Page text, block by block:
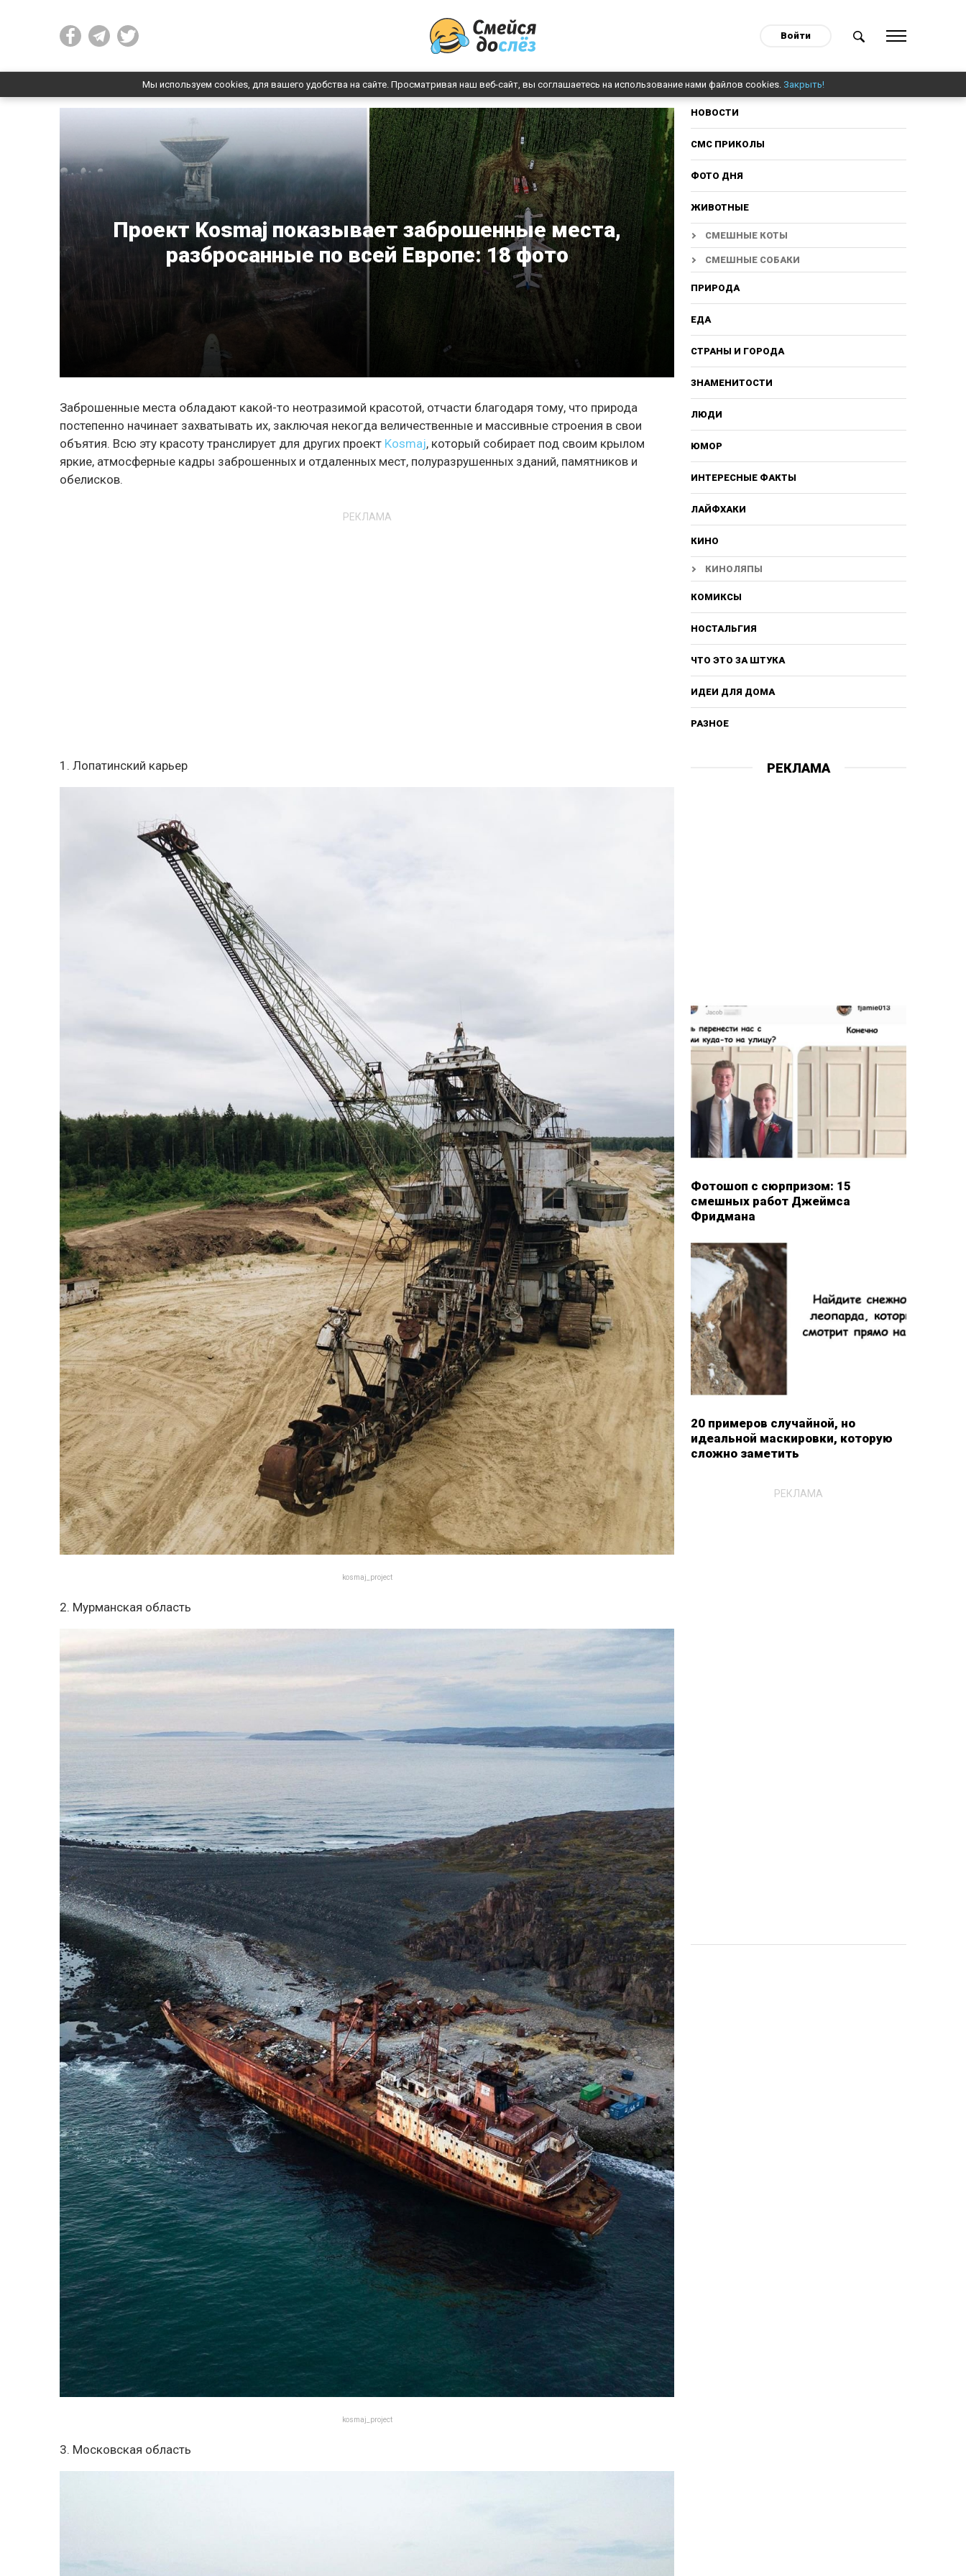
Войти
Мы используем cookies, для вашего удобства на сайте. Просматривая наш веб-сайт, вы соглашаетесь на использование нами файлов cookies. Закрыть!
Проект Kosmaj показывает заброшенные места,
разбросанные по всей Европе: 18 фото
Заброшенные места обладают какой-то неотразимой красотой, отчасти благодаря тому, что природа
постепенно начинает захватывать их, заключая некогда величественные и массивные строения в свои
объятия. Всю эту красоту транслирует для других проект Kosmaj, который собирает под своим крылом
яркие, атмосферные кадры заброшенных и отдаленных мест, полуразрушенных зданий, памятников и
обелисков.
РЕКЛАМА
1. Лопатинский карьер
kosmaj_project
2. Мурманская область
kosmaj_project
3. Московская область
НОВОСТИ
СМС ПРИКОЛЫ
ФОТО ДНЯ
ЖИВОТНЫЕ
СМЕШНЫЕ КОТЫ
СМЕШНЫЕ СОБАКИ
ПРИРОДА
ЕДА
СТРАНЫ И ГОРОДА
ЗНАМЕНИТОСТИ
ЛЮДИ
ЮМОР
ИНТЕРЕСНЫЕ ФАКТЫ
ЛАЙФХАКИ
КИНО
КИНОЛЯПЫ
КОМИКСЫ
НОСТАЛЬГИЯ
ЧТО ЭТО ЗА ШТУКА
ИДЕИ ДЛЯ ДОМА
РАЗНОЕ
РЕКЛАМА
Фотошоп с сюрпризом: 15
смешных работ Джеймса
Фридмана
20 примеров случайной, но
идеальной маскировки, которую
сложно заметить
РЕКЛАМА